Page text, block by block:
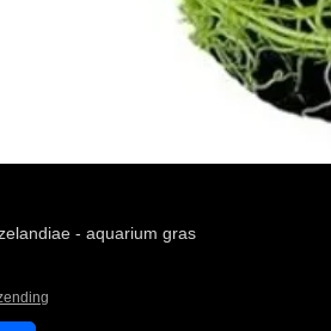
- aquarium gras